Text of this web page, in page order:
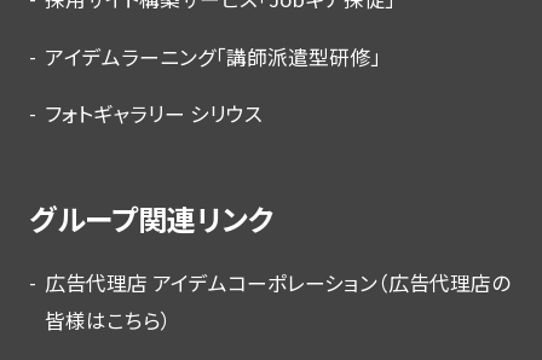
アイデムラーニング「講師派遣型研修」
フォトギャラリー シリウス
グループ関連リンク
広告代理店 アイデムコーポレーション（広告代理店の
皆様はこちら）